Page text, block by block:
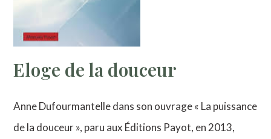
Eloge de la douceur
Anne Dufourmantelle dans son ouvrage « La puissance
de la douceur », paru aux Éditions Payot, en 2013,